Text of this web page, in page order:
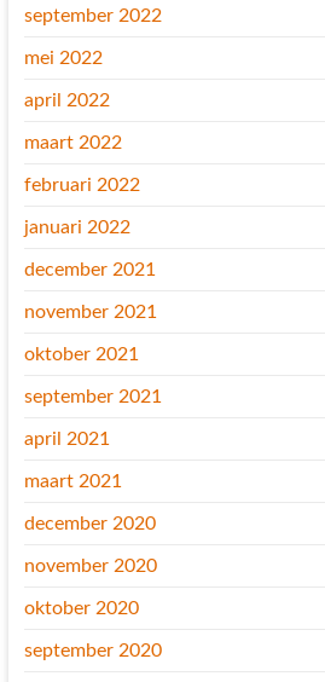
september 2022
mei 2022
april 2022
maart 2022
februari 2022
januari 2022
december 2021
november 2021
oktober 2021
september 2021
april 2021
maart 2021
december 2020
november 2020
oktober 2020
september 2020